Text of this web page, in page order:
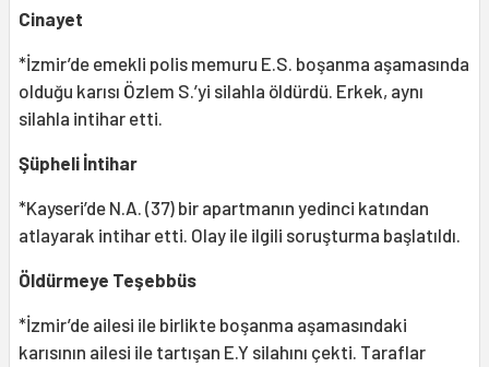
Cinayet
*İzmir’de emekli polis memuru E.S. boşanma aşamasında
olduğu karısı Özlem S.’yi silahla öldürdü. Erkek, aynı
silahla intihar etti.
Şüpheli İntihar
*Kayseri’de N.A. (37) bir apartmanın yedinci katından
atlayarak intihar etti. Olay ile ilgili soruşturma başlatıldı.
Öldürmeye Teşebbüs
*İzmir’de ailesi ile birlikte boşanma aşamasındaki
karısının ailesi ile tartışan E.Y silahını çekti. Taraflar